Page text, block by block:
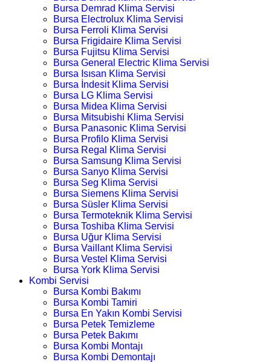
Bursa Demrad Klima Servisi
Bursa Electrolux Klima Servisi
Bursa Ferroli Klima Servisi
Bursa Frigidaire Klima Servisi
Bursa Fujitsu Klima Servisi
Bursa General Electric Klima Servisi
Bursa Isısan Klima Servisi
Bursa İndesit Klima Servisi
Bursa LG Klima Servisi
Bursa Midea Klima Servisi
Bursa Mitsubishi Klima Servisi
Bursa Panasonic Klima Servisi
Bursa Profilo Klima Servisi
Bursa Regal Klima Servisi
Bursa Samsung Klima Servisi
Bursa Sanyo Klima Servisi
Bursa Seg Klima Servisi
Bursa Siemens Klima Servisi
Bursa Süsler Klima Servisi
Bursa Termoteknik Klima Servisi
Bursa Toshiba Klima Servisi
Bursa Uğur Klima Servisi
Bursa Vaillant Klima Servisi
Bursa Vestel Klima Servisi
Bursa York Klima Servisi
Kombi Servisi
Bursa Kombi Bakımı
Bursa Kombi Tamiri
Bursa En Yakın Kombi Servisi
Bursa Petek Temizleme
Bursa Petek Bakımı
Bursa Kombi Montajı
Bursa Kombi Demontajı